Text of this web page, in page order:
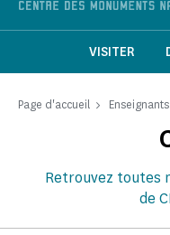
VISITER
Page d'accueil Enseignants
Retrouvez toutes
de